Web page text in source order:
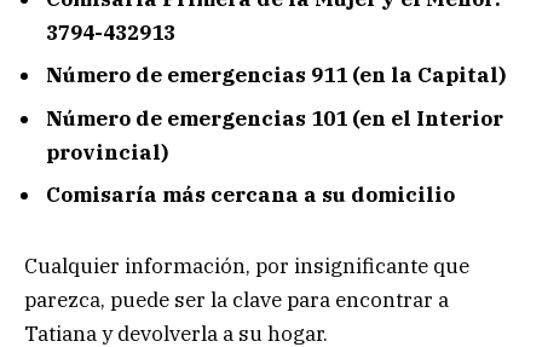
3794-432913
Número de emergencias 911 (en la Capital)
Número de emergencias 101 (en el Interior
provincial)
Comisaría más cercana a su domicilio
Cualquier información, por insignificante que
parezca, puede ser la clave para encontrar a
Tatiana y devolverla a su hogar.